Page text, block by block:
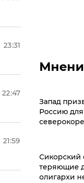
23:31
22:47
21:59
Запад
Россию
Сикорский
теряющие
олигархи